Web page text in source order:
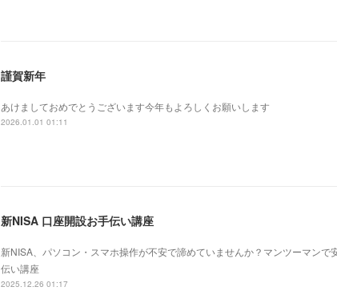
謹賀新年
あけましておめでとうございます今年もよろしくお願いします
2026.01.01 01:11
新NISA 口座開設お手伝い講座
新NISA、パソコン・スマホ操作が不安で諦めていませんか？マンツーマン
伝い講座
2025.12.26 01:17